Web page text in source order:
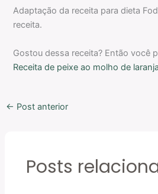
Adaptação da receita para dieta
receita.
Gostou dessa receita? Então você
Receita de peixe ao molho de laranja
← Post anterior
Posts